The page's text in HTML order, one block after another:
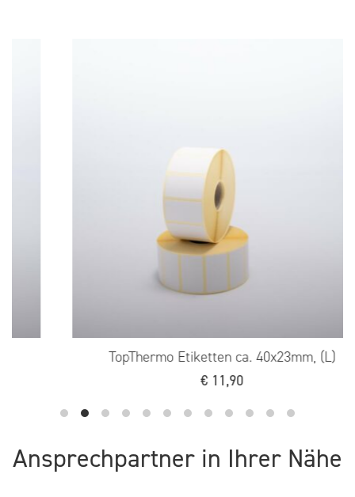
TopThermo Etiketten ca. 40x23mm, (L)
€11,90
Ansprechpartner in Ihrer Nähe